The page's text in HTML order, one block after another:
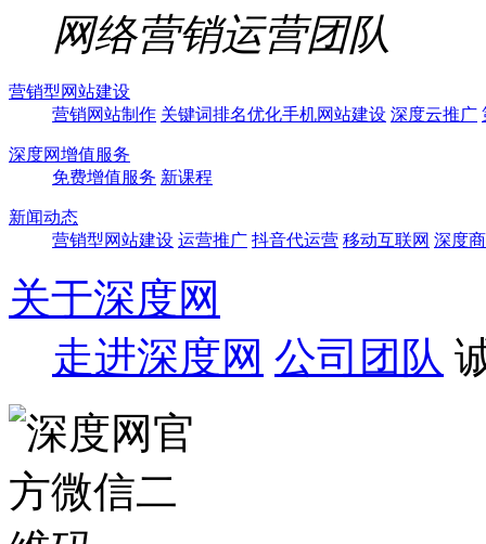
网络营销运营团队
营销型网站建设
营销网站制作 关键词排名优化手机网站建设 深度云推广
深度网增值服务
免费增值服务 新课程
新闻动态
营销型网站建设 运营推广 抖音代运营 移动互联网 深度
关于深度网
走进深度网 公司团队